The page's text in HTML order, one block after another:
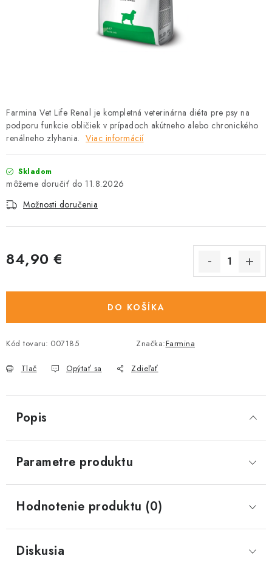
VONKAJŠIE VTÁCTVO
GELOREN KĽBOVÁ VÝŽIVA
CHOVATEĽSKÉ POTREBY
Kontakty Predajňa Útulky Bonusový program
Farmina Vet Life Renal je kompletná veterinárna diéta pre psy na
podporu funkcie obličiek v prípadoch akútneho alebo chronického
renálneho zlyhania. Viac informácií
Skladom
11.8.2026
Možnosti doručenia
84,90 €
DO KOŠÍKA
Kód tovaru: 007185 Značka:Farmina
Tlač Opýtať sa Zdieľať
Popis
Parametre produktu
Hodnotenie produktu (0)
Diskusia